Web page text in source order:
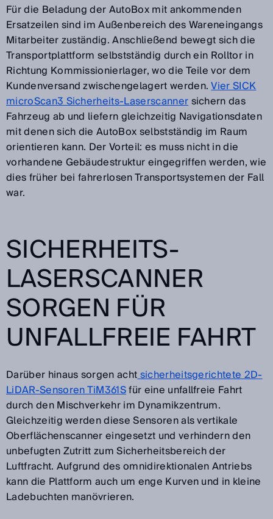
Für die Beladung der AutoBox mit ankommenden
Ersatzeilen sind im Außenbereich des Wareneingangs
Mitarbeiter zuständig. Anschließend bewegt sich die
Transportplattform selbstständig durch ein Rolltor in
Richtung Kommissionierlager, wo die Teile vor dem
Kundenversand zwischengelagert werden.Vier SICK
microScan3 Sicherheits-Laserscannersichern das
Fahrzeug ab und liefern gleichzeitig Navigationsdaten
mit denen sich die AutoBox selbstständig im Raum
orientieren kann. Der Vorteil: es muss nicht in die
vorhandene Gebäudestruktur eingegriffen werden, wie
dies früher bei fahrerlosen Transportsystemen der Fall
war.
SICHERHEITS-
LASERSCANNER
SORGEN FÜR
UNFALLFREIE FAHRT
Darüber hinaus sorgen achtsicherheitsgerichtete 2D-
LiDAR-Sensoren TiM361Sfür eine unfallfreie Fahrt
durch den Mischverkehr im Dynamikzentrum.
Gleichzeitig werden diese Sensoren als vertikale
Oberflächenscanner eingesetzt und verhindern den
unbefugten Zutritt zum Sicherheitsbereich der
Luftfracht. Aufgrund des omnidirektionalen Antriebs
kann die Plattform auch um enge Kurven und in kleine
Ladebuchten manövrieren.